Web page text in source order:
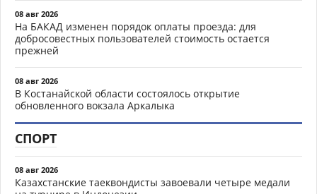
08 авг 2026
На БАКАД изменен порядок оплаты проезда: для
добросовестных пользователей стоимость остается
прежней
08 авг 2026
В Костанайской области состоялось открытие
обновленного вокзала Аркалыка
СПОРТ
08 авг 2026
Казахстанские таеквондисты завоевали четыре медали